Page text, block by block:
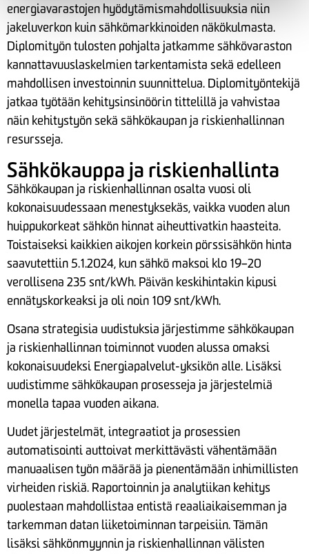
energiavarastojen hyödytämismahdollisuuksia niin
jakeluverkon kuin sähkömarkkinoiden näkökulmasta.
Diplomityön tulosten pohjalta jatkamme sähkövaraston
kannattavuuslaskelmien tarkentamista sekä edelleen
mahdollisen investoinnin suunnittelua. Diplomityöntekijä
jatkaa työtään kehitysinsinöörin tittelillä ja vahvistaa
näin kehitystyön sekä sähkökaupan ja riskienhallinnan
resursseja.
Sähkökauppa ja riskienhallinta
Sähkökaupan ja riskienhallinnan osalta vuosi oli
kokonaisuudessaan menestyksekäs, vaikka vuoden alun
huippukorkeat sähkön hinnat aiheuttivatkin haasteita.
Toistaiseksi kaikkien aikojen korkein pörssisähkön hinta
saavutettiin 5.1.2024, kun sähkö maksoi klo 19–20
verollisena 235 snt/kWh. Päivän keskihintakin kipusi
ennätyskorkeaksi ja oli noin 109 snt/kWh.
Osana strategisia uudistuksia järjestimme sähkökaupan
ja riskienhallinnan toiminnot vuoden alussa omaksi
kokonaisuudeksi Energiapalvelut-yksikön alle. Lisäksi
uudistimme sähkökaupan prosesseja ja järjestelmiä
monella tapaa vuoden aikana.
Uudet järjestelmät, integraatiot ja prosessien
automatisointi auttoivat merkittävästi vähentämään
manuaalisen työn määrää ja pienentämään inhimillisten
virheiden riskiä. Raportoinnin ja analytiikan kehitys
puolestaan mahdollistaa entistä reaaliaikaisemman ja
tarkemman datan liiketoiminnan tarpeisiin. Tämän
lisäksi sähkönmyynnin ja riskienhallinnan välisten